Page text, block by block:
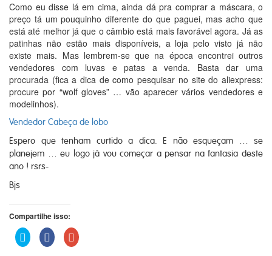
Como eu disse lá em cima, ainda dá pra comprar a máscara, o
preço tá um pouquinho diferente do que paguei, mas acho que
está até melhor já que o câmbio está mais favorável agora. Já as
patinhas não estão mais disponíveis, a loja pelo visto já não
existe mais. Mas lembrem-se que na época encontrei outros
vendedores com luvas e patas a venda. Basta dar uma
procurada (fica a dica de como pesquisar no site do aliexpress:
procure por “wolf gloves” … vão aparecer vários vendedores e
modelinhos).
Vendedor Cabeça de lobo
Espero que tenham curtido a dica. E não esqueçam … se
planejem … eu logo já vou começar a pensar na fantasia deste
ano ! rsrs-
Bjs
Compartilhe isso:
Clique
para
compartilhar
Clique
para
compartilhar
Compartilhe
no